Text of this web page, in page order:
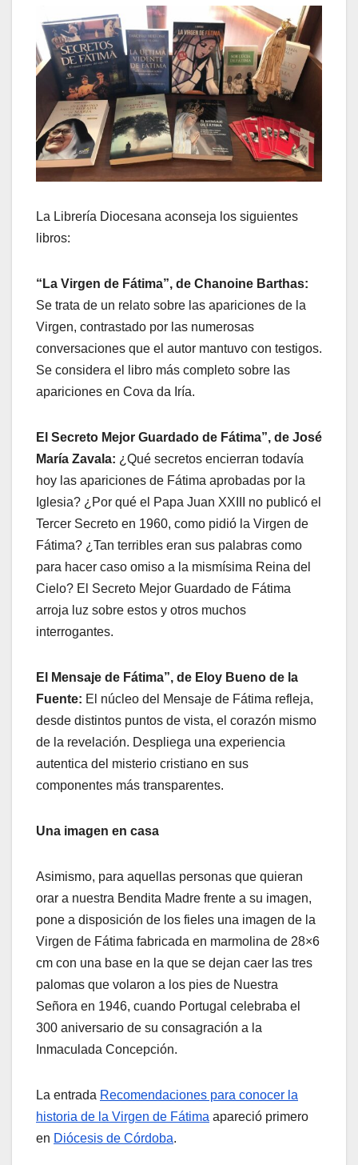
La Librería Diocesana aconseja los siguientes
libros:
“La Virgen de Fátima”, de Chanoine Barthas:
Se trata de un relato sobre las apariciones de la
Virgen, contrastado por las numerosas
conversaciones que el autor mantuvo con testigos.
Se considera el libro más completo sobre las
apariciones en Cova da Iría.
El Secreto Mejor Guardado de Fátima”, de José
María Zavala: ¿Qué secretos encierran todavía
hoy las apariciones de Fátima aprobadas por la
Iglesia? ¿Por qué el Papa Juan XXIII no publicó el
Tercer Secreto en 1960, como pidió la Virgen de
Fátima? ¿Tan terribles eran sus palabras como
para hacer caso omiso a la mismísima Reina del
Cielo? El Secreto Mejor Guardado de Fátima
arroja luz sobre estos y otros muchos
interrogantes.
El Mensaje de Fátima”, de Eloy Bueno de la
Fuente: El núcleo del Mensaje de Fátima refleja,
desde distintos puntos de vista, el corazón mismo
de la revelación. Despliega una experiencia
autentica del misterio cristiano en sus
componentes más transparentes.
Una imagen en casa
Asimismo, para aquellas personas que quieran
orar a nuestra Bendita Madre frente a su imagen,
pone a disposición de los fieles una imagen de la
Virgen de Fátima fabricada en marmolina de 28×6
cm con una base en la que se dejan caer las tres
palomas que volaron a los pies de Nuestra
Señora en 1946, cuando Portugal celebraba el
300 aniversario de su consagración a la
Inmaculada Concepción.
La entrada Recomendaciones para conocer la
historia de la Virgen de Fátima apareció primero
en Diócesis de Córdoba.